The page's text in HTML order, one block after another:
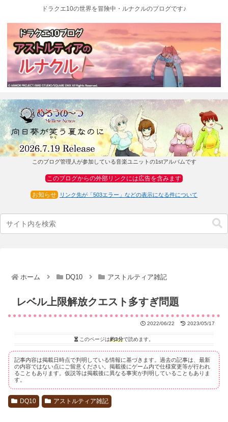
ドラクエ10の世界を冒険中・ルナクルのブログです♪
このブログ管理人が参加している音楽ユニットの1stアルバムです
このブログからの外部リンクには広告を含みます
お知らせ リンク先が「503エラー」などの表示になる件について
ホーム DQ10 アストルティア雑記
レベル上限解放クエスト多すぎ問題
2022/06/22 2023/05/17
このページは約3分で読めます。
記事内容は掲載日時点で判明している情報に基づきます。過去の記事は、最新
の内容ではない点にご留意ください。掲載後にゲーム内で仕様変更等が行われ
ることもあります。仮説等は掲載後に異なる事実が判明していることもありま
す。
DQ10 アストルティア雑記